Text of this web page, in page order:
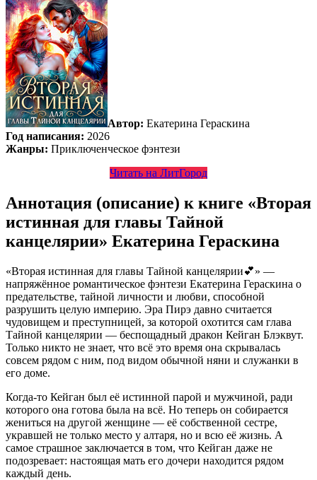
Автор: Екатерина Гераскина
Год написания: 2026
Жанры: Приключенческое фэнтези
Читать на ЛитГород
Аннотация (описание) к книге «Вторая
истинная для главы Тайной
канцелярии» Екатерина Гераскина
«Вторая истинная для главы Тайной канцелярии💕» —
напряжённое романтическое фэнтези Екатерина Гераскина о
предательстве, тайной личности и любви, способной
разрушить целую империю. Эра Пирэ давно считается
чудовищем и преступницей, за которой охотится сам глава
Тайной канцелярии — беспощадный дракон Кейган Блэквут.
Только никто не знает, что всё это время она скрывалась
совсем рядом с ним, под видом обычной няни и служанки в
его доме.
Когда-то Кейган был её истинной парой и мужчиной, ради
которого она готова была на всё. Но теперь он собирается
жениться на другой женщине — её собственной сестре,
укравшей не только место у алтаря, но и всю её жизнь. А
самое страшное заключается в том, что Кейган даже не
подозревает: настоящая мать его дочери находится рядом
каждый день.